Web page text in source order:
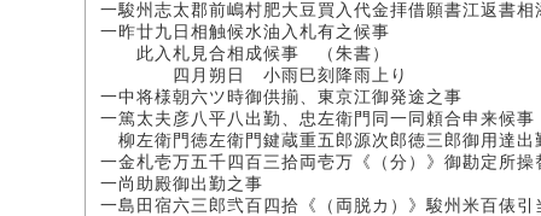
一駿州志太郡前嶋村肥大豆買入代金拝借願書江返書
一昨廿九日相触候水油入札有之候事
此入札見合相成候事 （朱書）
四月朔日 小雨巳刻降雨上り
一中将様朝六ツ時御供揃、東京江御発途之事
一篤太夫彦八平八出勤、忠左衛門同一同頼合申来候事
柳左衛門徳左衛門鍵蔵重五郎源次郎徳三郎御用達出
一金札壱万五千四百三拾両壱万《（分）》御勘定所
一尚助殿御出勤之事
一島田宿六三郎弐百四拾《（両脱カ）》駿州米百俵